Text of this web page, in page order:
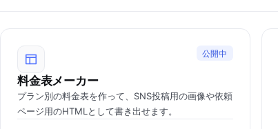
公開中
料金表メーカー
プラン別の料金表を作って、SNS投稿用の画像や依頼
ページ用のHTMLとして書き出せます。